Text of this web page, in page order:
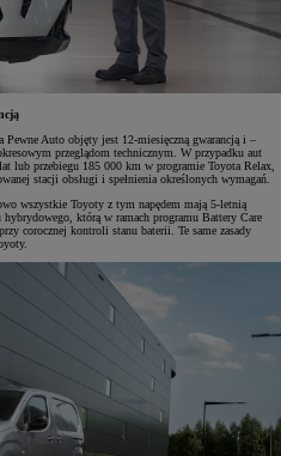
Auto objęty jest 12-miesięczną gwarancją i –
przeglądom technicznym. W przypadku aut
lub przebiegu 185 000 km w programie Toyota Relax,
stacji obsługi i spełnienia określonych wymagań.
wszystkie Toyoty z tym napędem mają 5-letnią
którą w ramach programu Battery Care
corocznej kontroli stanu baterii. Te same zasady